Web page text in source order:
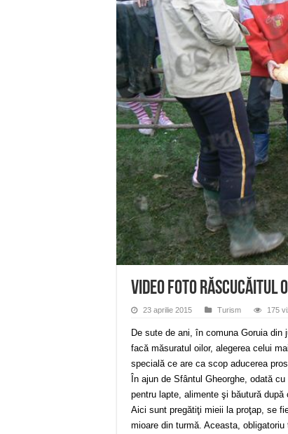
Miresme de lavandă,
ANUNȚ OPRIRE
ANUNŢ OPRIRE
ANUNŢ OPRIRE
ANUNȚ OPRIRE
VIDEO FOTO
23 aprilie 2015 Turism 175
De sute de ani, în comuna Goruia
facă măsuratul oilor, alegerea celui
specială ce are ca scop aducerea
În ajun de Sfântul Gheorghe, odată
pentru lapte, alimente şi băutură
Aici sunt pregătiţi mieii la proţap, se
mioare din turmă. Aceasta,